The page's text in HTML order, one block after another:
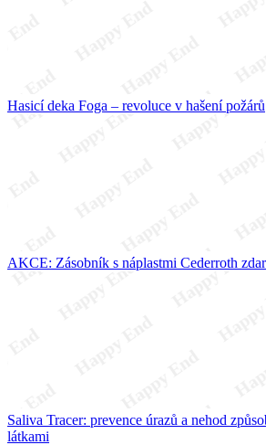
Hasicí deka Foga – revoluce v hašení požárů
AKCE: Zásobník s náplastmi Cederroth
Saliva Tracer: prevence úrazů a nehod
látkami